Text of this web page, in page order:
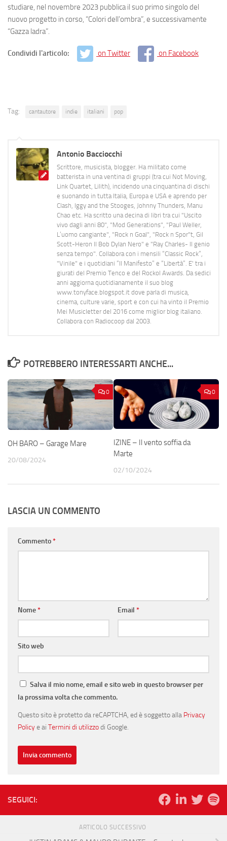
studiare, nel novembre 2023 pubblica il suo primo singolo del
nuovo progetto in corso, “Colori dell’ombra”, e successivamente
“Gazza ladra”.
Condividi l'articolo: on Twitter on Facebook
Tag: cantautore indie italiani pop
Antonio Bacciocchi
Scrittore, musicista, blogger. Ha militato come
batterista in una ventina di gruppi (tra cui Not Moving,
Link Quartet, Lilith), incidendo una cinquantina di dischi
e suonando in tutta Italia, Europa e USA e aprendo per
Clash, Iggy and the Stooges, Johnny Thunders, Manu
Chao etc. Ha scritto una decina di libri tra cui "Uscito
vivo dagli anni 80", "Mod Generations", "Paul Weller,
L’uomo cangiante", "Rock n Goal", "Rock n Spor"t, Gil
Scott-Heron Il Bob Dylan Nero" e "Ray Charles- Il genio
senza tempo". Collabora con i mensili “Classic Rock”,
"Vinile" e i quotidiani “Il Manifesto” e “Libertà”. E' tra i
giurati del Premio Tenco e del Rockol Awards. Da sedici
anni aggiorna quotidianamente il suo blog
www.tonyface.blogspot.it dove parla di musica,
cinema, culture varie, sport e con cui ha vinto il Premio
Mei Musicletter del 2016 come miglior blog italiano.
Collabora con Radiocoop dal 2003.
POTREBBERO INTERESSARTI ANCHE...
0
OH BARO – Garage Mare
20/08/2024
0
IZINE – Il vento soffia da
Marte
02/10/2024
LASCIA UN COMMENTO
Commento*
Nome* Email *
Sito web
Salva il mio nome, email e sito web in questo browser per
la prossima volta che commento.
Questo sito è protetto da reCAPTCHA, ed è soggetto alla Privacy
Policye ai Termini di utilizzodi Google.
SEGUICI:
ARTICOLO SUCCESSIVO